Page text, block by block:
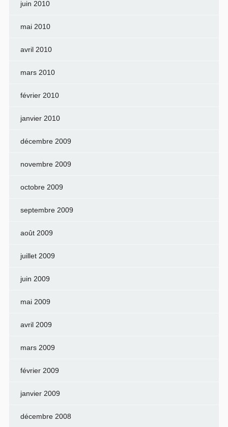
juin 2010
mai 2010
avril 2010
mars 2010
février 2010
janvier 2010
décembre 2009
novembre 2009
octobre 2009
septembre 2009
août 2009
juillet 2009
juin 2009
mai 2009
avril 2009
mars 2009
février 2009
janvier 2009
décembre 2008